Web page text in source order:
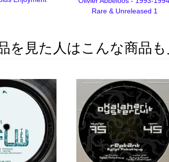
Rare & Unreleased 1
を見た人はこんな商品